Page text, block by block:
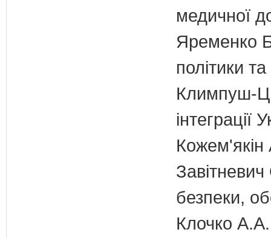
медичної
Яременко
політики
Климпуш-
Кожем'якін
безпеки,
Клочко А.А.